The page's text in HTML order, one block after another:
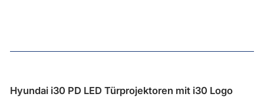
Hyundai i30 PD LED Türprojektoren mit i30 Logo